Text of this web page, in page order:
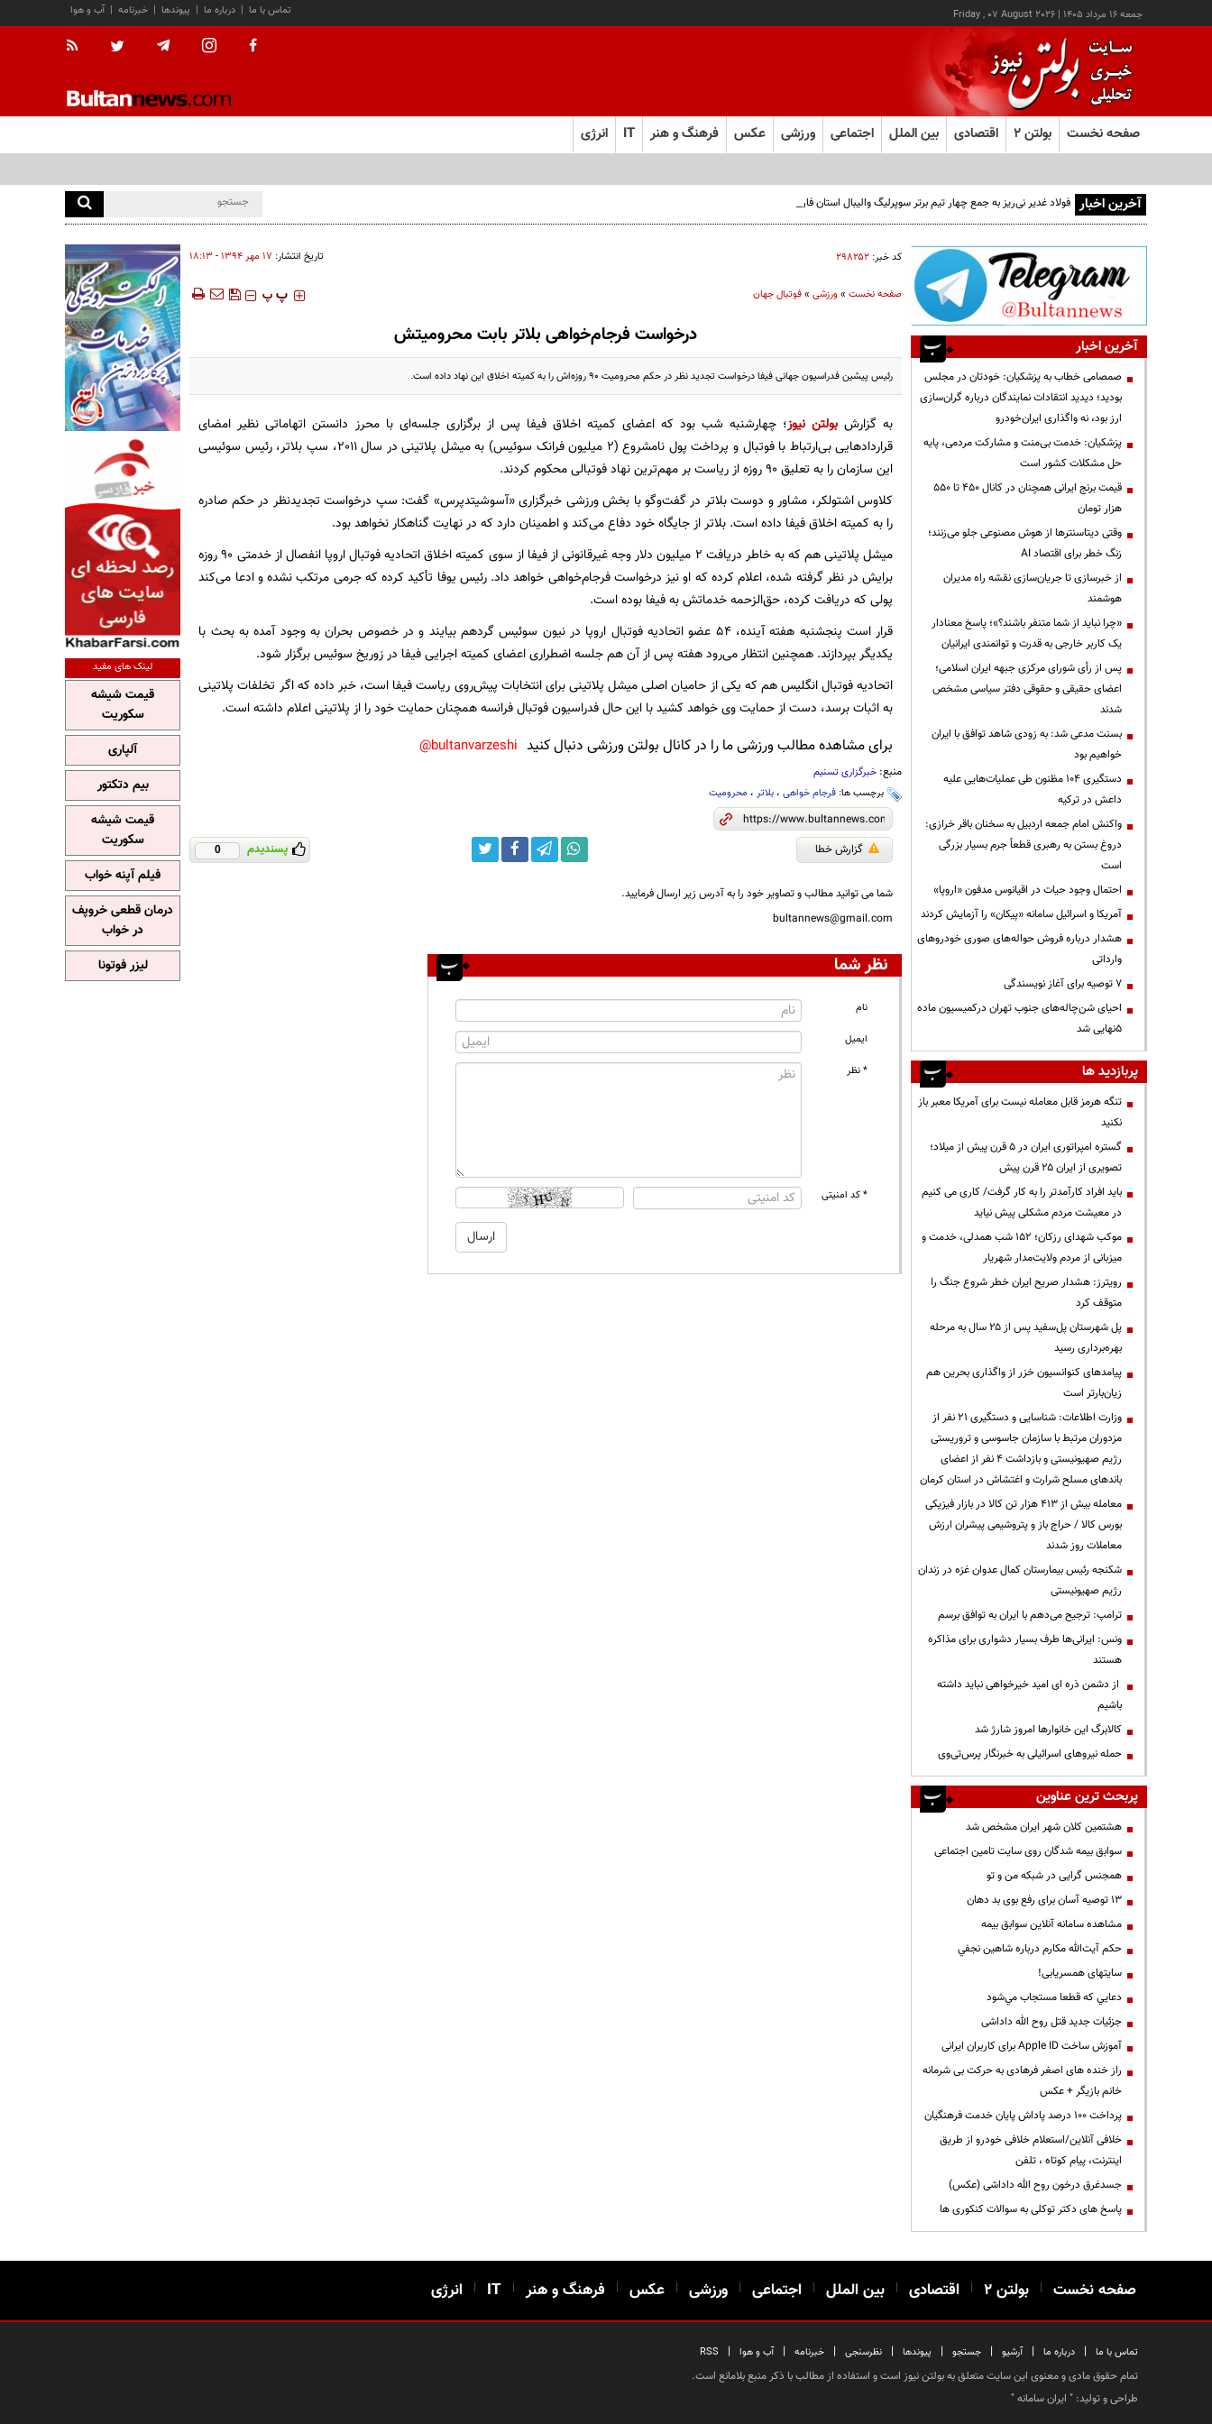
جمعه ۱۶ مرداد ۱۴۰۵ |
Friday , 07 August 2026 آب و هوا | خبرنامه | پیوندها | درباره ما | تماس با ما
صفحه نخست بولتن ۲ اقتصادی بین الملل اجتماعی ورزشی عکس فرهنگ و هنر IT انرژی
آخرین اخبار فولاد غدیر نی‌ریز به جمع چهار تیم برتر سوپرلیگ والیبال استان فارس صعود کرد
کد خبر: ۲۹۸۲۵۲ تاریخ انتشار: ۱۷ مهر ۱۳۹۴ - ۱۸:۱۳
صفحه نخست»ورزشی»فوتبال جهان ‍‍‍ پ پ
درخواست فرجام‌خواهی بلاتر بابت محرومیتش
رئیس پیشین فدراسیون جهانی فیفا درخواست تجدید نظر در حکم محرومیت 90 روزه‌اش را به کمیته اخلاق این نهاد داده است.
به گزارش بولتن نیوز؛ چهارشنبه شب بود که اعضای کمیته اخلاق فیفا پس از برگزاری جلسه‌ای با محرز دانستن اتهاماتی نظیر امضای
قراردادهایی بی‌ارتباط با فوتبال و پرداخت پول نامشروع (2 میلیون فرانک سوئیس) به میشل پلاتینی در سال 2011، سپ بلاتر، رئیس سوئیسی
این سازمان را به تعلیق 90 روزه از ریاست بر مهم‌ترین نهاد فوتبالی محکوم کردند.
کلاوس اشتولکر، مشاور و دوست بلاتر در گفت‌و‌گو با بخش ورزشی خبرگزاری «آسوشیتدپرس» گفت: سپ درخواست تجدیدنظر در حکم صادره
را به کمیته اخلاق فیفا داده است. بلاتر از جایگاه خود دفاع می‌کند و اطمینان دارد که در نهایت گناهکار نخواهد بود.
میشل پلاتینی هم که به خاطر دریافت 2 میلیون دلار وجه غیرقانونی از فیفا از سوی کمیته اخلاق اتحادیه فوتبال اروپا انفصال از خدمتی 90 روزه
برایش در نظر گرفته شده، اعلام کرده که او نیز درخواست فرجام‌خواهی خواهد داد. رئیس یوفا تأکید کرده که جرمی مرتکب نشده و ادعا می‌کند
پولی که دریافت کرده، حق‌الزحمه خدماتش به فیفا بوده است.
قرار است پنجشنبه هفته آینده، 54 عضو اتحادیه فوتبال اروپا در نیون سوئیس گردهم بیایند و در خصوص بحران به وجود آمده به بحث با
یکدیگر بپردازند. همچنین انتظار می‌رود هفته پس از آن هم جلسه اضطراری اعضای کمیته اجرایی فیفا در زوریخ سوئیس برگزار شود.
اتحادیه فوتبال انگلیس هم که یکی از حامیان اصلی میشل پلاتینی برای انتخابات پیش‌روی ریاست فیفا است، خبر داده که اگر تخلفات پلاتینی
به اثبات برسد، دست از حمایت وی خواهد کشید با این حال فدراسیون فوتبال فرانسه همچنان حمایت خود را از پلاتینی اعلام داشته است.
برای مشاهده مطالب ورزشی ما را در کانال بولتن ورزشی دنبال کنید bultanvarzeshi@
منبع: خبرگزاری تسنیم
برچسب ها: فرجام خواهی، بلاتر، محرومیت
گزارش خطا پسندیدم 0
شما می توانید مطالب و تصاویر خود را به آدرس زیر ارسال فرمایید.
bultannews@gmail.com
نظر شما
نام
ایمیل
* نظر
* کد امنیتی
آخرین اخبار
صمصامی خطاب به پزشکیان: خودتان در مجلس
بودید؛ دیدید انتقادات نمایندگان درباره گران‌سازی
ارز بود، نه واگذاری ایران‌خودرو
پزشکیان: خدمت بی‌منت و مشارکت مردمی، پایه
حل مشکلات کشور است
قیمت‌ برنج ایرانی همچنان در کانال ۴۵۰ تا ۵۵۰
هزار تومان
وقتی دیتاسنترها از هوش مصنوعی جلو می‌زنند؛
زنگ خطر برای اقتصاد AI
از خبرسازی تا جریان‌سازی نقشه راه مدیران
هوشمند
«چرا نباید از شما متنفر باشند؟»؛ پاسخ معنادار
یک کاربر خارجی به قدرت و توانمندی ایرانیان
پس از رأی شورای مرکزی جبهه ایران اسلامی؛
اعضای حقیقی و حقوقی دفتر سیاسی مشخص
شدند
بسنت مدعی شد: به زودی شاهد توافق با ایران
خواهیم بود
دستگیری ۱۰۴ مظنون طی عملیات‌هایی علیه
داعش در ترکیه
واکنش امام جمعه اردبیل به سخنان باقر خرازی:
دروغ بستن به رهبری قطعاً جرم بسیار بزرگی
است
احتمال وجود حیات در اقیانوس مدفون «اروپا»
آمریکا و اسرائیل سامانه «پیکان» را آزمایش کردند
هشدار درباره فروش حواله‌های صوری خودروهای
وارداتی
۷ توصیه برای آغاز نویسندگی
احیای شن‌چاله‌های جنوب تهران درکمیسیون ماده
۵نهایی شد
پربازدید ها
تنگه هرمز قابل معامله نیست برای آمریکا معبر باز
نکنید
گستره امپراتوری ایران در ۵ قرن پیش از میلاد؛
تصویری از ایران ۲۵ قرن پیش
باید افراد کارآمدتر را به کار گرفت/ کاری می کنیم
در معیشت مردم مشکلی پیش نیاید
موکب شهدای رزکان؛ ۱۵۲ شب همدلی، خدمت و
میزبانی از مردم ولایت‌مدار شهریار
رویترز: هشدار صریح ایران خطر شروع جنگ را
متوقف کرد
پل شهرستان پل‌سفید پس از ۲۵ سال به مرحله
بهره‌برداری رسید
پیامدهای کنوانسیون خزر از واگذاری بحرین هم
زیان‌بارتر است
وزارت اطلاعات: شناسایی و دستگیری ۲۱ نفر از
مزدوران مرتبط با سازمان جاسوسی و تروریستی
رژیم صهیونیستی و بازداشت ۴ نفر از اعضای
باندهای مسلح شرارت و اغتشاش در استان کرمان
معامله بیش از ۴۱۳ هزار تن کالا در بازار فیزیکی
بورس کالا / حراج باز و پتروشیمی پیشران ارزش
معاملات روز شدند
شکنجه رئیس بیمارستان کمال عدوان غزه در زندان
رژیم صهیونیستی
ترامپ: ترجیح می‌دهم با ایران به توافق برسم
ونس: ایرانی‌ها طرف بسیار دشواری برای مذاکره
هستند
از دشمن ذره ای امید خیرخواهی نباید داشته
باشیم
کالابرگ این خانوارها امروز شارژ شد
حمله نیروهای اسرائیلی به خبرنگار پرس‌تی‌وی
پربحث ترین عناوین
هشتمین کلان شهر ایران مشخص شد
سوابق بیمه شدگان روی سایت تامین اجتماعی
همجنس گرایی در شبکه من و تو
13 توصیه آسان برای رفع بوی بد دهان
مشاهده سامانه آنلاين سوابق بیمه
حكم آيت‌الله مكارم درباره شاهين نجفي
سایتهای همسریابی!
دعايي كه قطعا مستجاب مي‌شود
جزئیات جدید قتل روح الله داداشی
آموزش ساخت Apple ID برای کاربران ایرانی
راز خنده های اصغر فرهادی به حرکت بی شرمانه
خانم بازیگر + عکس
پرداخت ۱۰۰ درصد پاداش پایان خدمت فرهنگیان
خلافی آنلاین/استعلام خلافی خودرو از طریق
اینترنت، پیام کوتاه ، تلفن
جسدغرق درخون روح الله داداشی (عکس)
پاسخ های دکتر توکلی به سوالات کنکوری ها
لینک های مفید
قیمت شیشه
سکوریت
آلپاری
بیم دتکتور
قیمت شیشه
سکوریت
فیلم آپنه خواب
درمان قطعی خروپف
در خواب
لیزر فوتونا
صفحه نخست | بولتن ۲ | اقتصادی | بین الملل | اجتماعی | ورزشی | عکس | فرهنگ و هنر |
IT
| انرژی
تماس با ما | درباره ما | آرشیو | جستجو | پیوندها | نظرسنجی | خبرنامه | آب و هوا |
RSS
تمام حقوق مادی و معنوی این سایت متعلق به بولتن نیوز است و استفاده از مطالب با ذکر منبع بلامانع است.
طراحی و تولید: " ایران سامانه"